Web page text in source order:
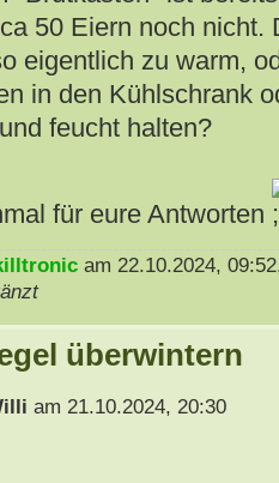
50 Eiern noch nicht.
eigentlich zu warm,
in den Kühlschrank
feucht halten?
für eure Antworten
am 22.10.2024,
überwintern
am 21.10.2024, 20:30